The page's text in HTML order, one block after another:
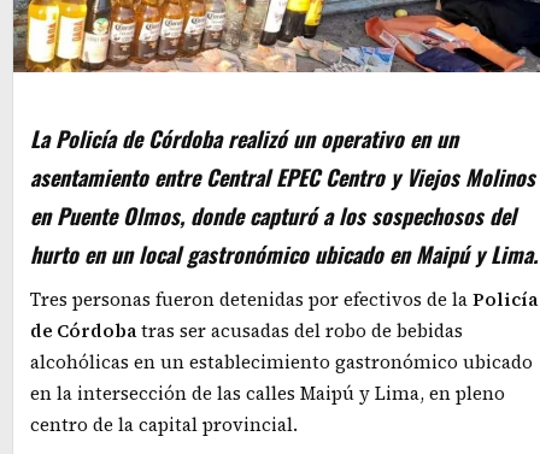
La Policía de Córdoba realizó un operativo en un
asentamiento entre Central EPEC Centro y Viejos Molinos
en Puente Olmos, donde capturó a los sospechosos del
hurto en un local gastronómico ubicado en Maipú y Lima.
Tres personas fueron detenidas por efectivos de laPolicía
de Córdobatras ser acusadas del robo de bebidas
alcohólicas en un establecimiento gastronómico ubicado
en la intersección de las calles Maipú y Lima, en pleno
centro de la capital provincial.